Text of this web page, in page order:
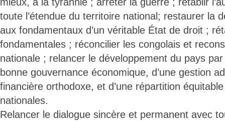
toute l’étendue du territoire national; restaurer la
aux fondamentaux d’un véritable État de droit ;
fondamentales ; réconcilier les congolais et
nationale ; relancer le développement du pays par
bonne gouvernance économique, d’une gestion
financière orthodoxe, et d’une répartition
nationales.
Relancer le dialogue sincère et permanent avec